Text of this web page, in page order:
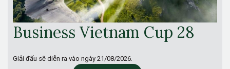
Business Vietnam Cup 28
Giải đấu sẽ diễn ra vào ngày 21/08/2026.